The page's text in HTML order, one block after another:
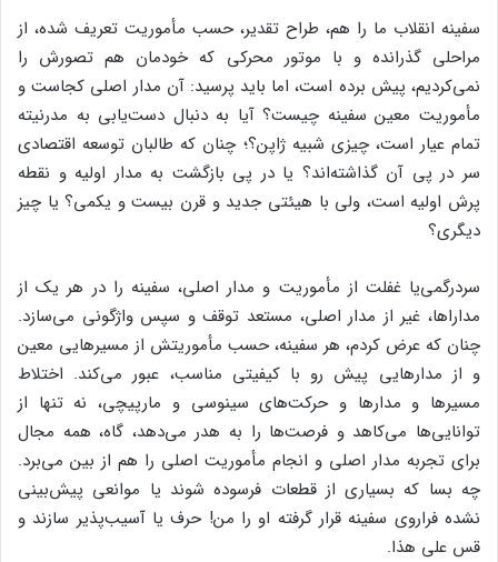
سفینه انقلاب ما را هم، طراح تقدیر، حسب مأموریت تعریف شده، از
مراحلی گذرانده و با موتور محرکی که خودمان هم تصورش را
نمی‌کردیم، پیش برده است، اما باید پرسید: آن مدار اصلی کجاست و
مأموریت معین سفینه چیست؟ آیا به دنبال دست‌یابی به مدرنیته
تمام عیار است، چیزی شبیه ژاپن؟؛ چنان که طالبان توسعه اقتصادی
سر در پی آن گذاشته‌اند؟ یا در پی بازگشت به مدار اولیه و نقطه
پرش اولیه است، ولی با هیئتی جدید و قرن بیست و یکمی؟ یا چیز
دیگری؟
سردرگمی‌یا غفلت از مأموریت و مدار اصلی، سفینه را در هر یک از
مداراها، غیر از مدار اصلی، مستعد توقف و سپس واژگونی می‌سازد.
چنان که عرض کردم، هر سفینه، حسب مأموریتش از مسیرهایی معین
و از مدارهایی پیش رو با کیفیتی مناسب، عبور می‌کند. اختلاط
مسیرها و مدارها و حرکت‌های سینوسی و مارپیچی، نه تنها از
توانایی‌ها می‌کاهد و فرصت‌ها را به هدر می‌دهد، گاه، همه مجال
برای تجربه مدار اصلی و انجام مأموریت اصلی را هم از بین می‌برد.
چه بسا که بسیاری از قطعات فرسوده شوند یا موانعی پیش‌بینی
نشده فراروی سفینه قرار گرفته او را من! حرف یا آسیب‌پذیر سازند و
قس علی هذا.